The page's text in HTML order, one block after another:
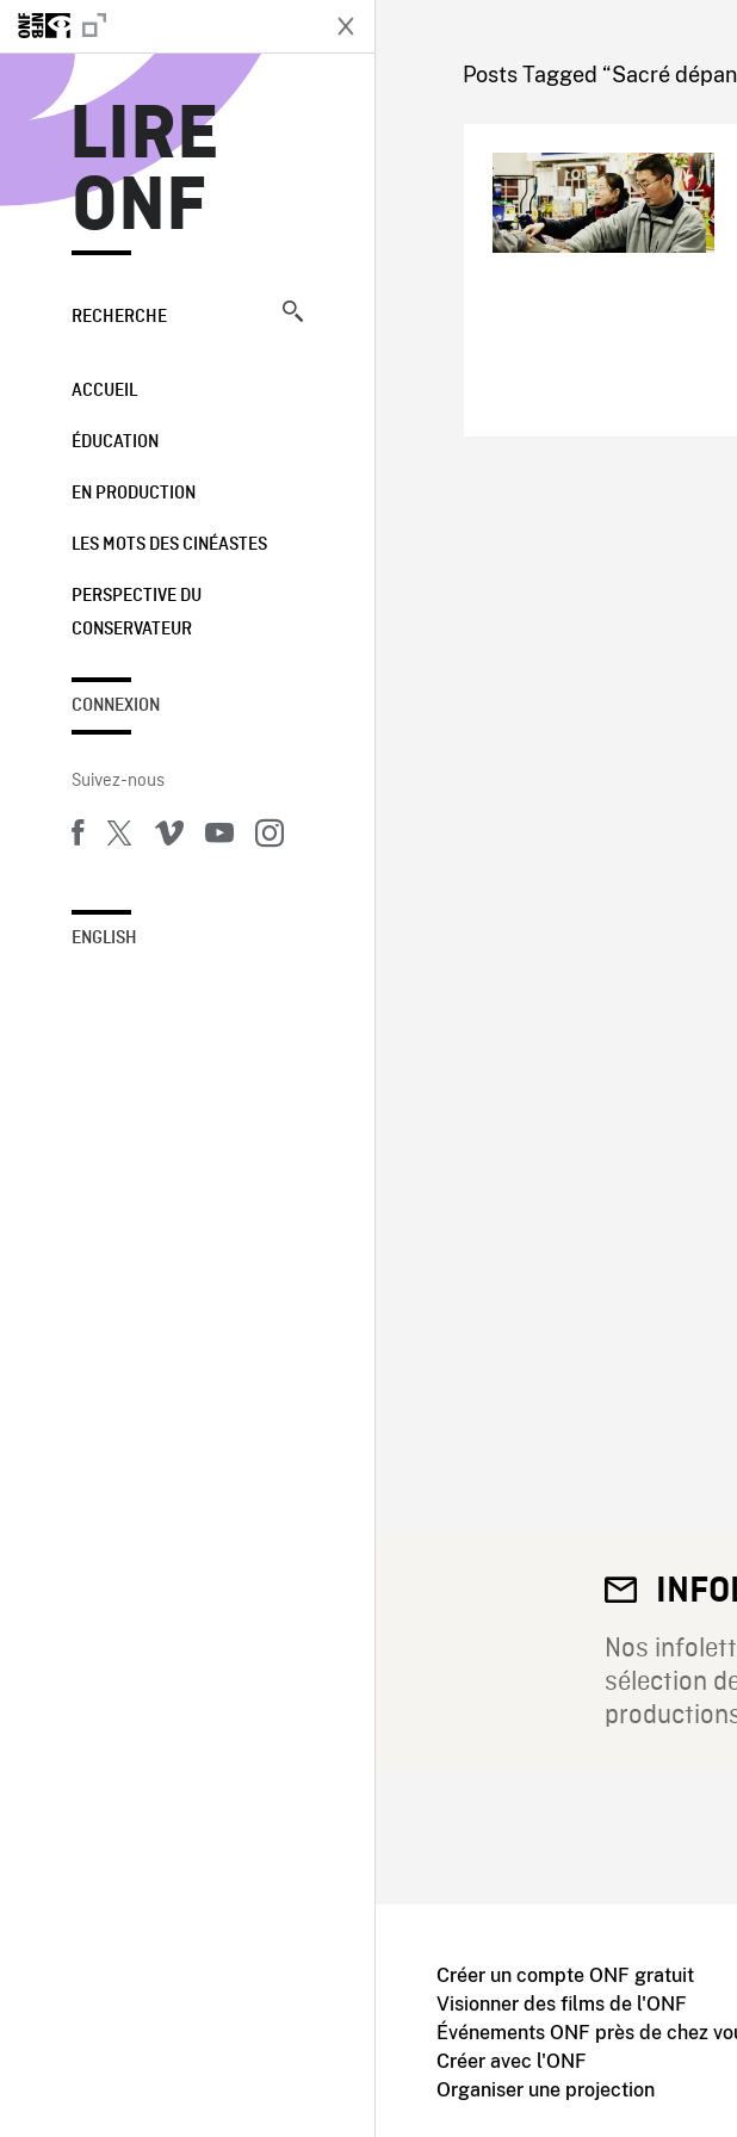
LIRE
ONF
RECHERCHE
ACCUEIL
ÉDUCATION
EN PRODUCTION
LES MOTS DES CINÉASTES
PERSPECTIVE DU
CONSERVATEUR
CONNEXION
Suivez-nous
ENGLISH
LIRE
Posts Tagged “Sacré
Nos
sélection
Créer un compte ONF gratuit
Visionner des films de l'ONF
Événements ONF près de chez
Créer avec l'ONF
Organiser une projection